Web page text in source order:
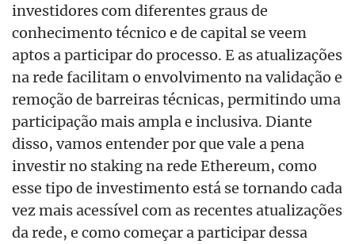
investidores com diferentes graus de
conhecimento técnico e de capital se veem
aptos a participar do processo. E as atualizações
na rede facilitam o envolvimento na validação e
remoção de barreiras técnicas, permitindo uma
participação mais ampla e inclusiva. Diante
disso, vamos entender por que vale a pena
investir no staking na rede Ethereum, como
esse tipo de investimento está se tornando cada
vez mais acessível com as recentes atualizações
da rede, e como começar a participar dessa